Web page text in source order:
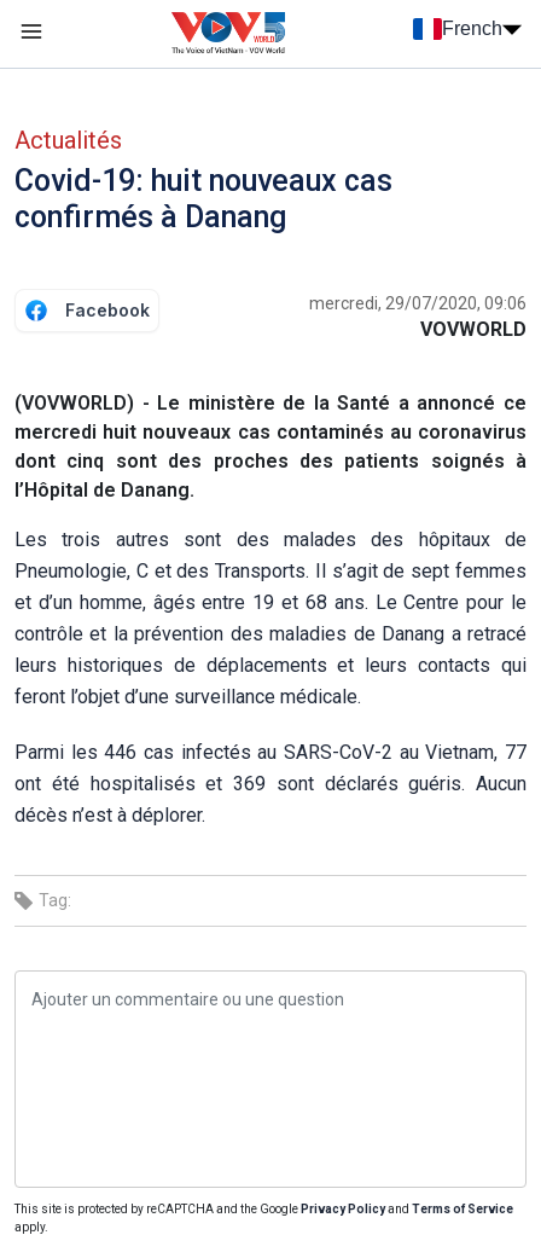
French
Actualités
Covid-19: huit nouveaux cas
confirmés à Danang
Facebook mercredi, 29/07/2020, 09:06
VOVWORLD
(VOVWORLD) - Le ministère de la Santé a annoncé ce
mercredi huit nouveaux cas contaminés au coronavirus
dont cinq sont des proches des patients soignés à
l’Hôpital de Danang.
Les trois autres sont des malades des hôpitaux de
Pneumologie, C et des Transports. Il s’agit de sept femmes
et d’un homme, âgés entre 19 et 68 ans. Le Centre pour le
contrôle et la prévention des maladies de Danang a retracé
leurs historiques de déplacements et leurs contacts qui
feront l’objet d’une surveillance médicale.
Parmi les 446 cas infectés au SARS-CoV-2 au Vietnam, 77
ont été hospitalisés et 369 sont déclarés guéris. Aucun
décès n’est à déplorer.
Tag:
This site is protected by reCAPTCHA and the Google Privacy Policyand Terms of Service
apply.